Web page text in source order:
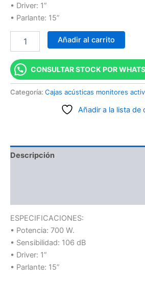
• Driver: 1”
• Parlante: 15”
Añadir al carrito
CONSULTAR STOCK POR
Categoría: Cajas acústicas monitores
Añadir a la lista de
Descripción
ESPECIFICACIONES:
• Potencia: 700 W.
• Sensibilidad: 106 dB
• Driver: 1”
• Parlante: 15”